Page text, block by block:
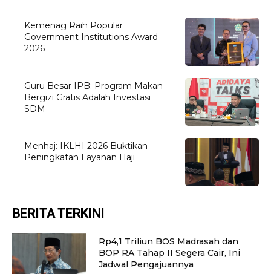
Kemenag Raih Popular
Government Institutions Award
2026
Guru Besar IPB: Program Makan
Bergizi Gratis Adalah Investasi
SDM
Menhaj: IKLHI 2026 Buktikan
Peningkatan Layanan Haji
BERITA TERKINI
Rp4,1 Triliun BOS Madrasah dan
BOP RA Tahap II Segera Cair, Ini
Jadwal Pengajuannya